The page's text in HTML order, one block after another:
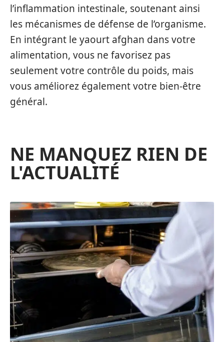
l’inflammation intestinale, soutenant ainsi
les mécanismes de défense de l’organisme.
En intégrant le yaourt afghan dans votre
alimentation, vous ne favorisez pas
seulement votre contrôle du poids, mais
vous améliorez également votre bien-être
général.
NE MANQUEZ RIEN DE
L'ACTUALITÉ